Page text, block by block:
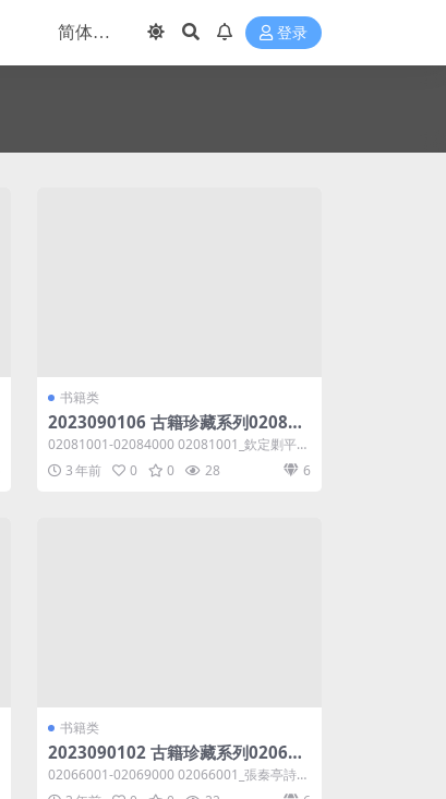
登录
书籍类
2023090106 古籍珍藏系列020810
01-02084000共7.68GB 定剿平粵匪
方略十四_奕訢等撰
02081001-02084000 02081001_欽定剿平粵
匪方略十四_奕訢...
3 年前 0 0 28 6
书籍类
2023090102 古籍珍藏系列020660
01-02069000 共7.03GB 張秦亭詩
集六_張丹撰等
02066001-02069000 02066001_張秦亭詩集
六_張丹撰.dj...